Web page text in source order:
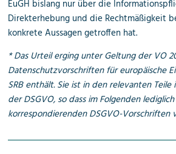
EuGH bislang nur über die
Direkterhebung und die Rechtmäßigkeit
konkrete Aussagen getroffen hat.
* Das Urteil erging unter Geltung der VO
Datenschutzvorschriften für europäische
SRB enthält. Sie ist in den relevanten
der DSGVO, so dass im Folgenden
korrespondierenden DSGVO-Vorschriften